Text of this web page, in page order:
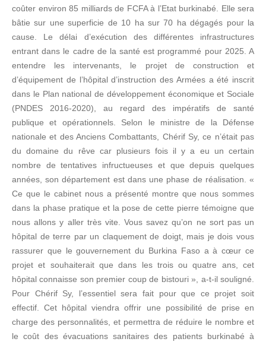
coûter environ 85 milliards de FCFA à l’Etat burkinabé. Elle sera
bâtie sur une superficie de 10 ha sur 70 ha dégagés pour la
cause. Le délai d’exécution des différentes infrastructures
entrant dans le cadre de la santé est programmé pour 2025. A
entendre les intervenants, le projet de construction et
d’équipement de l’hôpital d’instruction des Armées a été inscrit
dans le Plan national de développement économique et Sociale
(PNDES 2016-2020), au regard des impératifs de santé
publique et opérationnels. Selon le ministre de la Défense
nationale et des Anciens Combattants, Chérif Sy, ce n’était pas
du domaine du rêve car plusieurs fois il y a eu un certain
nombre de tentatives infructueuses et que depuis quelques
années, son département est dans une phase de réalisation. «
Ce que le cabinet nous a présenté montre que nous sommes
dans la phase pratique et la pose de cette pierre témoigne que
nous allons y aller très vite. Vous savez qu’on ne sort pas un
hôpital de terre par un claquement de doigt, mais je dois vous
rassurer que le gouvernement du Burkina Faso a à cœur ce
projet et souhaiterait que dans les trois ou quatre ans, cet
hôpital connaisse son premier coup de bistouri », a-t-il souligné.
Pour Chérif Sy, l’essentiel sera fait pour que ce projet soit
effectif. Cet hôpital viendra offrir une possibilité de prise en
charge des personnalités, et permettra de réduire le nombre et
le coût des évacuations sanitaires des patients burkinabé à